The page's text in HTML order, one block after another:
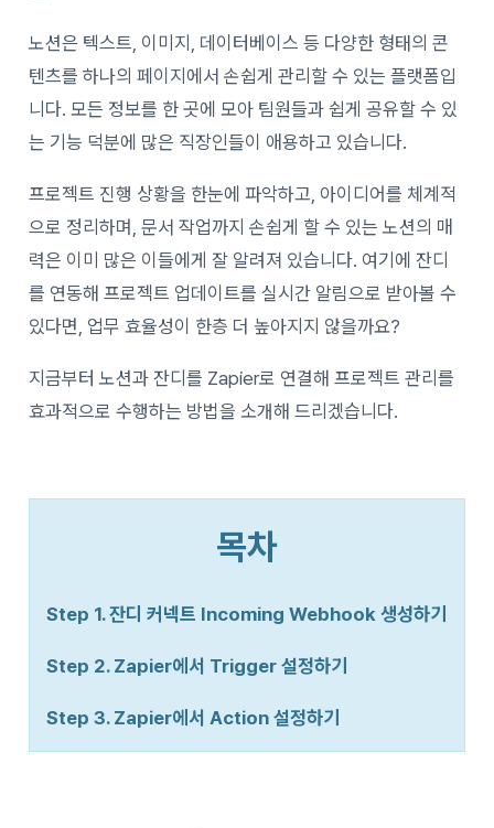
노션은 텍스트, 이미지, 데이터베이스 등 다양한 형태의 콘
텐츠를 하나의 페이지에서 손쉽게 관리할 수 있는 플랫폼입
니다. 모든 정보를 한 곳에 모아 팀원들과 쉽게 공유할 수 있
는 기능 덕분에 많은 직장인들이 애용하고 있습니다.
프로젝트 진행 상황을 한눈에 파악하고, 아이디어를 체계적
으로 정리하며, 문서 작업까지 손쉽게 할 수 있는 노션의 매
력은 이미 많은 이들에게 잘 알려져 있습니다. 여기에 잔디
를 연동해 프로젝트 업데이트를 실시간 알림으로 받아볼 수
있다면, 업무 효율성이 한층 더 높아지지 않을까요?
지금부터 노션과 잔디를 Zapier로 연결해 프로젝트 관리를
효과적으로 수행하는 방법을 소개해 드리겠습니다.
목차
Step 1. 잔디 커넥트 Incoming Webhook 생성하기
Step 2. Zapier에서 Trigger 설정하기
Step 3. Zapier에서 Action 설정하기